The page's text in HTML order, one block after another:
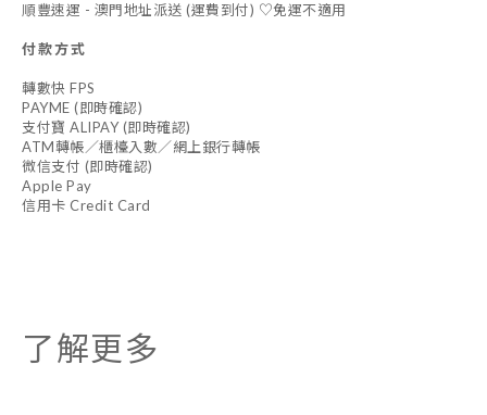
順豐速運 - 澳門地址派送 (運費到付) ♡免運不適用
付款方式
轉數快 FPS
PAYME (即時確認)
支付寶 ALIPAY (即時確認)
ATM轉帳／櫃檯入數／網上銀行轉帳
微信支付 (即時確認)
Apple Pay
信用卡 Credit Card
了解更多